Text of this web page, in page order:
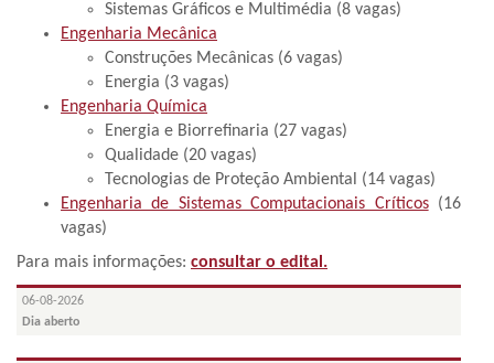
Sistemas Gráficos e Multimédia (8 vagas)
Engenharia Mecânica
Construções Mecânicas (6 vagas)
Energia (3 vagas)
Engenharia Química
Energia e Biorrefinaria (27 vagas)
Qualidade (20 vagas)
Tecnologias de Proteção Ambiental (14 vagas)
Engenharia de Sistemas Computacionais Críticos(16
vagas)
Para mais informações: consultar o edital.
06-08-2026
Dia aberto